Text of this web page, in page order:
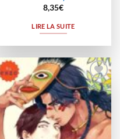
8,35€
LIRE LA SUITE
Ajouter
à la
wishlist